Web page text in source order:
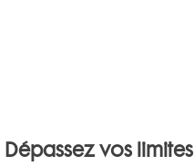
Dépassez vos